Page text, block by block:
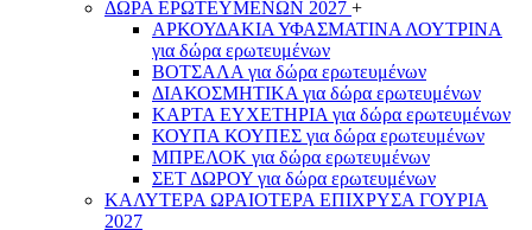
ΔΩΡΑ ΕΡΩΤΕΥΜΕΝΩΝ 2027 +
ΑΡΚΟΥΔΑΚΙΑ ΥΦΑΣΜΑΤΙΝΑ ΛΟΥΤΡΙΝΑ
για δώρα ερωτευμένων
ΒΟΤΣΑΛΑ για δώρα ερωτευμένων
ΔΙΑΚΟΣΜΗΤΙΚΑ για δώρα ερωτευμένων
ΚΑΡΤΑ ΕΥΧΕΤΗΡΙΑ για δώρα ερωτευμένων
ΚΟΥΠΑ ΚΟΥΠΕΣ για δώρα ερωτευμένων
ΜΠΡΕΛΟΚ για δώρα ερωτευμένων
ΣΕΤ ΔΩΡΟΥ για δώρα ερωτευμένων
ΚΑΛΥΤΕΡΑ ΩΡΑΙΟΤΕΡΑ ΕΠΙΧΡΥΣΑ ΓΟΥΡΙΑ
2027